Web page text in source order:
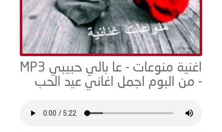
اغنية منوعات - عا بالي حبيبي MP3
- من البوم اجمل اغاني عيد الحب